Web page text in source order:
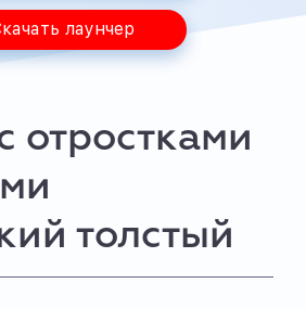
лаунчер
отростками
толстый